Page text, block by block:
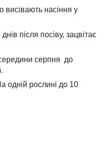
насіння у
після посіву, зацвітає
серпня до
одній рослині до 10